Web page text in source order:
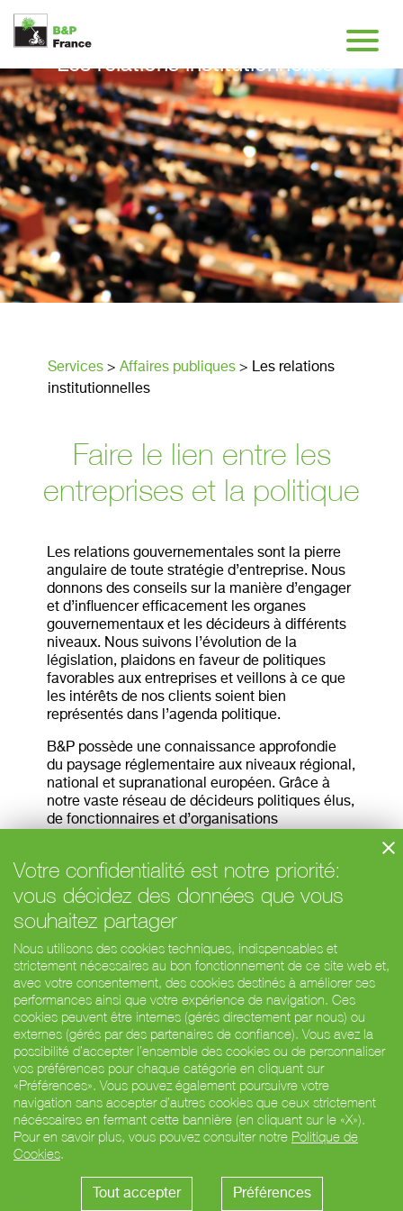
Les relations institutionnelles
Services > Affaires publiques > Les relations
institutionnelles
Faire le lien entre les
entreprises et la politique
Les relations gouvernementales sont la pierre
angulaire de toute stratégie d’entreprise. Nous
donnons des conseils sur la manière d’engager
et d’influencer efficacement les organes
gouvernementaux et les décideurs à différents
niveaux. Nous suivons l’évolution de la
législation, plaidons en faveur de politiques
favorables aux entreprises et veillons à ce que
les intérêts de nos clients soient bien
représentés dans l’agenda politique.
B&P possède une connaissance approfondie
du paysage réglementaire aux niveaux régional,
national et supranational européen. Grâce à
notre vaste réseau de décideurs politiques élus,
de fonctionnaires et d’organisations
impact sur les activités de nos clients, aidant
ainsi les entreprises à rester en tête dans un
environnement réglementaire en constante
évolution.
< La sensibilisation à
Bruxelles
Programme de contacts
avec les acteurs politiques
>
© Barabino & Partners France
Barabino Group
Excellera Group Signalements
RGPD
Informations légales
Votre confidentialité est notre priorité:
vous décidez des données que vous
souhaitez partager
Nous utilisons des cookies techniques, indispensables et
strictement nécessaires au bon fonctionnement de ce site web et,
avec votre consentement, des cookies destinés à améliorer ses
performances ainsi que votre expérience de navigation. Ces
cookies peuvent être internes (gérés directement par nous) ou
externes (gérés par des partenaires de confiance). Vous avez la
possibilité d’accepter l’ensemble des cookies ou de personnaliser
vos préférences pour chaque catégorie en cliquant sur
«Préférences». Vous pouvez également poursuivre votre
navigation sans accepter d’autres cookies que ceux strictement
nécéssaires en fermant cette bannière (en cliquant sur le «X»).
Pour en savoir plus, vous pouvez consulter notre Politique de
Cookies.
Tout accepter Préférences